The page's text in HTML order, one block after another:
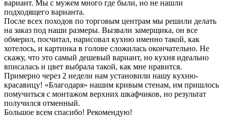
вариант. Мы с мужем много где были, но не нашли
подходящего варианта.
После всех походов по торговым центрам мы решили делать
на заказ под наши размеры. Вызвали замерщика, он все
обмерил, посчитал, нарисовал кухню именно такой, как
хотелось, и картинка в голове сложилась окончательно. Не
скажу, что это самый дешевый вариант, но кухня идеально
вписалась и цвет выбрала такой, как мне нравится.
Примерно через 2 недели нам установили нашу кухню-
красавицу! «Благодаря» нашим кривым стенам, им пришлось
помучиться с монтажом верхних шкафчиков, но результат
получился отменный.
Большое всем спасибо! Рекомендую!